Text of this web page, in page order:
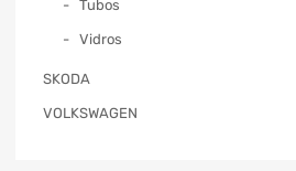
Tubos
Vidros
SKODA
VOLKSWAGEN